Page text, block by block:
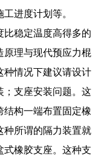
进度计划等。
比稳定温度高得多的
原理与现代预应力棍
种情况下建议请设计
；支座安装问题。这
结构一端布置固定橡
种所谓的隔力装置就
式橡胶支座。这种支